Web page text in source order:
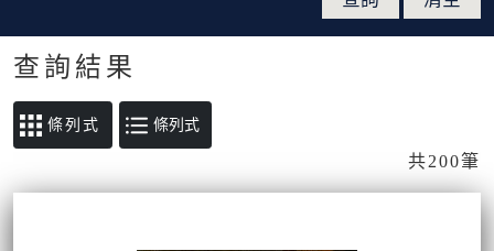
查詢結果
條列式
共200筆